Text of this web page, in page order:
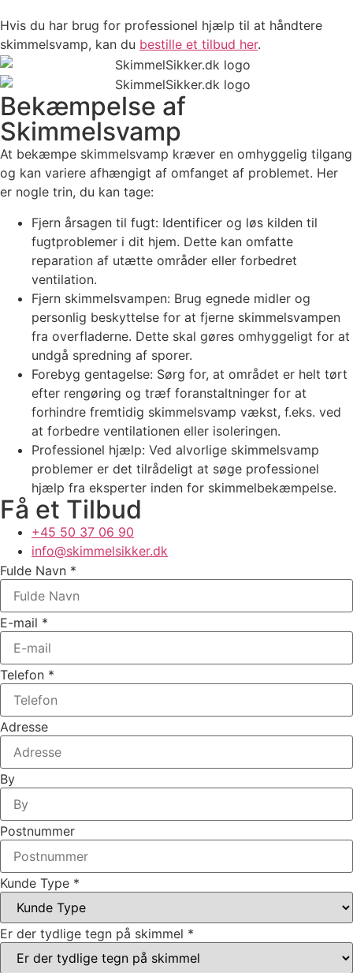
Hvis du har brug for professionel hjælp til at håndtere
skimmelsvamp, kan du bestille et tilbud her.
Bekæmpelse af
Skimmelsvamp
At bekæmpe skimmelsvamp kræver en omhyggelig tilgang
og kan variere afhængigt af omfanget af problemet. Her
er nogle trin, du kan tage:
Fjern årsagen til fugt: Identificer og løs kilden til
fugtproblemer i dit hjem. Dette kan omfatte
reparation af utætte områder eller forbedret
ventilation.
Fjern skimmelsvampen: Brug egnede midler og
personlig beskyttelse for at fjerne skimmelsvampen
fra overfladerne. Dette skal gøres omhyggeligt for at
undgå spredning af sporer.
Forebyg gentagelse: Sørg for, at området er helt tørt
efter rengøring og træf foranstaltninger for at
forhindre fremtidig skimmelsvamp vækst, f.eks. ved
at forbedre ventilationen eller isoleringen.
Professionel hjælp: Ved alvorlige skimmelsvamp
problemer er det tilrådeligt at søge professionel
hjælp fra eksperter inden for skimmelbekæmpelse.
Få et Tilbud
+45 50 37 06 90
info@skimmelsikker.dk
Fulde Navn *
E-mail *
Telefon *
Adresse
By
Postnummer
Kunde Type *
Er der tydlige tegn på skimmel *